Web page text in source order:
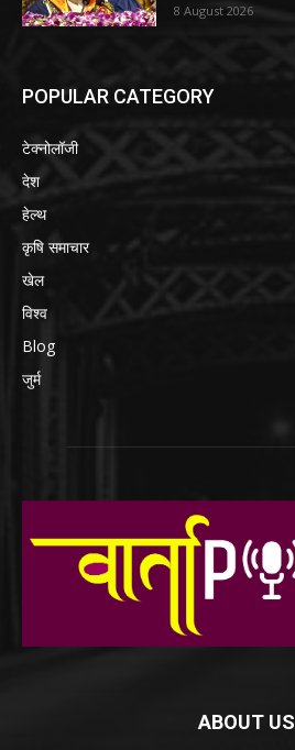
8 August 2026
POPULAR CATEGORY
टेक्नोलॉजी
देश
हेल्थ
कृषि समाचार
खेल
विश्व
Blog
जुर्म
ABOUT US